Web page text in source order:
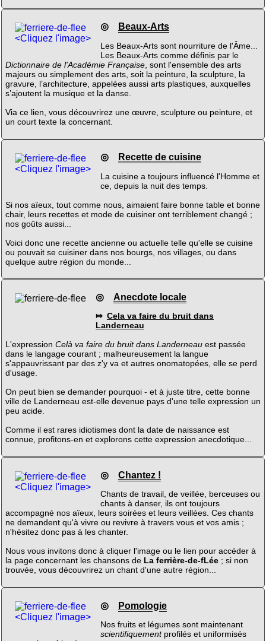
<Cliquez l'image>
◎ Beaux-Arts
Les Beaux-Arts sont nourriture de l'Âme...
Les Beaux-Arts comme définis par le
Dictionnaire de l'Académie Française, sont l'ensemble des arts
majeurs ou simplement des arts, soit la peinture, la sculpture, la
gravure, l’architecture, appelées aussi arts plastiques, auxquelles
s’ajoutent la musique et la danse.
Via ce lien, vous découvrirez une œuvre, sculpture ou peinture, et
un court texte la concernant.
<Cliquez l'image>
◎ Recette de cuisine
La cuisine a toujours influencé l'Homme et
ce, depuis la nuit des temps.
Si nos aïeux, tout comme nous, aimaient faire bonne table et bonne
chair, leurs recettes et mode de cuisiner ont terriblement changé ;
nos goûts aussi...
Voici donc une recette ancienne ou actuelle telle qu'elle se cuisine
ou pouvait se cuisiner dans nos bourgs, nos villages, ou dans
quelque autre région du monde...
◎ Anecdote locale
⤇ Cela va faire du bruit dans
Landerneau
L'expression Celà va faire du bruit dans Landerneauest passée
dans le langage courant ; malheureusement la langue
s'appauvrissant par des z'y va et autres onomatopées, elle se perd
d'usage.
On peut bien se demander pourquoi - et à juste titre, cette bonne
ville de Landerneau est-elle devenue pays d'une telle expression un
peu acide.
Comme il est rares idiotismes dont la date de naissance est
connue, profitons-en et explorons cette expression anecdotique...
<Cliquez l'image>
◎ Chantez !
Chants de travail, de veillée, berceuses ou
chants à danser, ils ont toujours
accompagné nos aïeux, leurs soirées et leurs veillées. Ces chants
ne demandent qu'à vivre ou revivre à travers vous et vos amis ;
n'hésitez donc pas à les chanter.
Nous vous invitons donc à cliquer l'image ou le lien pour accéder à
la page concernant les chansons de La ferrière-de-fLée; si non
trouvée, vous découvrirez un chant d'une autre région...
<Cliquez l'image>
◎ Pomologie
Nos fruits et légumes sont maintenant
scientifiquementprofilés et uniformisés